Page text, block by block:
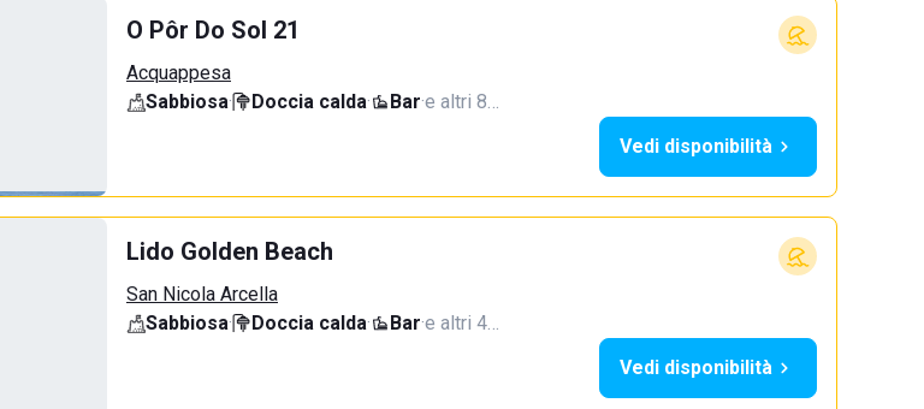
O Pôr Do Sol 21
Acquappesa
Sabbiosa· Doccia calda· Bar·e altri 8…
Vedi disponibilità
Lido Golden Beach
San Nicola Arcella
Sabbiosa· Doccia calda· Bar·e altri 4…
Vedi disponibilità